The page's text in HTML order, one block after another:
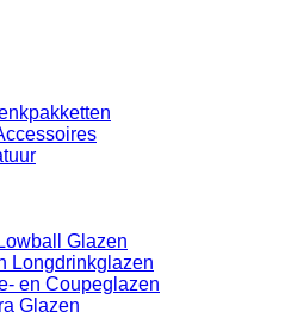
Glazen
Longdrinkglazen
en Coupeglazen
Glazen